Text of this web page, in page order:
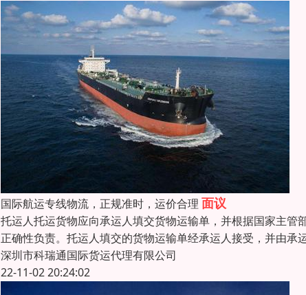
国际航运专线物流，正规准时，运价合理 面议
托运人托运货物应向承运人填交货物运输单，并根据国家主
正确性负责。托运人填交的货物运输单经承运人接受，并由
深圳市科瑞通国际货运代理有限公司
22-11-02 20:24:02